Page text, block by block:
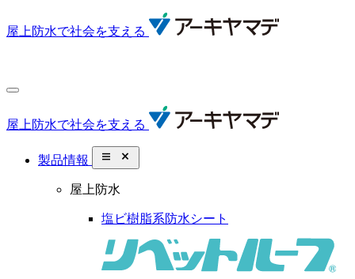
屋上防水で社会を支える
屋上防水で社会を支える
製品情報 close_small
屋上防水
塩ビ樹脂系防水シート